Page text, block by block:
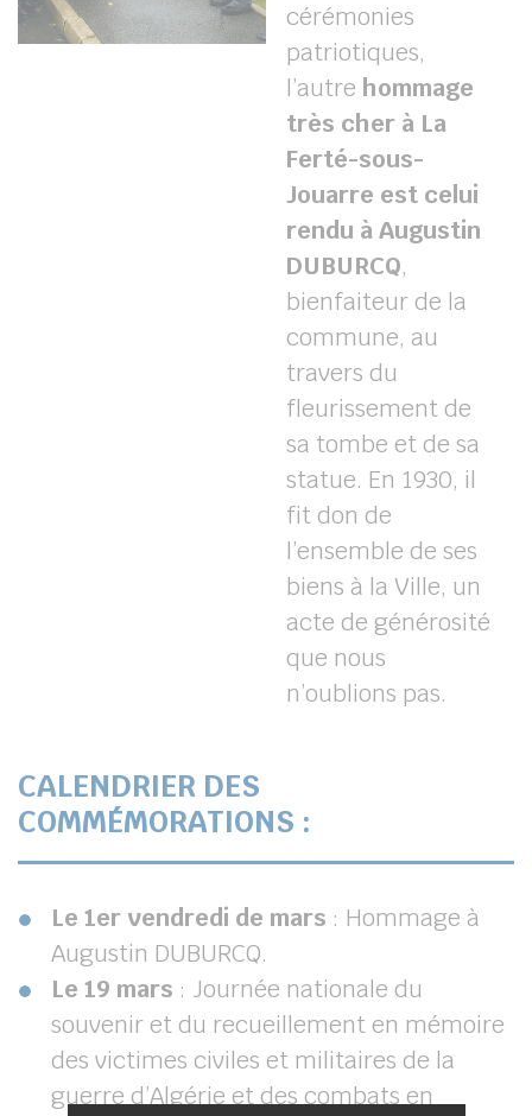
cérémonies
patriotiques,
l’autre hommage
très cher à La
Ferté-sous-
Jouarre est celui
rendu à Augustin
DUBURCQ,
bienfaiteur de la
commune, au
travers du
fleurissement de
sa tombe et de sa
statue. En 1930, il
fit don de
l’ensemble de ses
biens à la Ville, un
acte de générosité
que nous
n’oublions pas.
CALENDRIER DES
COMMÉMORATIONS :
Le 1er vendredi de mars : Hommage à
Augustin DUBURCQ.
Le 19 mars : Journée nationale du
souvenir et du recueillement en mémoire
des victimes civiles et militaires de la
guerre d’Algérie et des combats en